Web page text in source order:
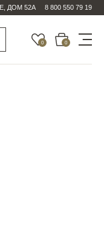
ДОМ 52А 8 800 550 79 19
0 0